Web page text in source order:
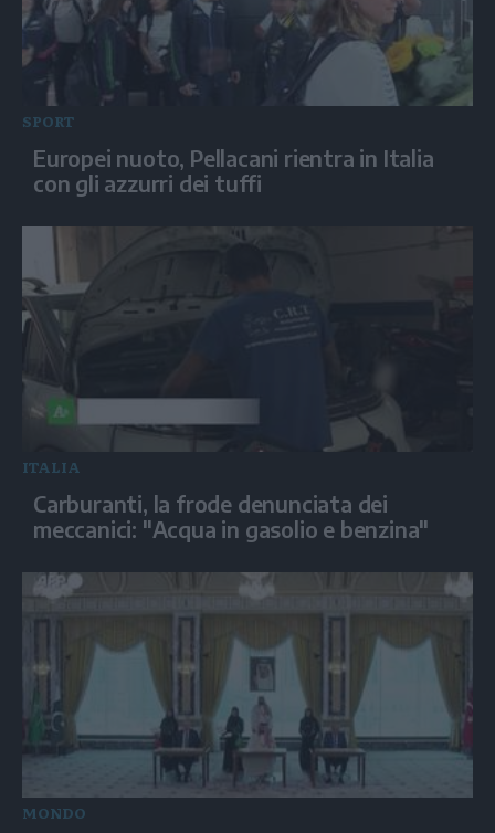
SPORT
Europei nuoto, Pellacani rientra in Italia
con gli azzurri dei tuffi
ITALIA
Carburanti, la frode denunciata dei
meccanici: "Acqua in gasolio e benzina"
MONDO